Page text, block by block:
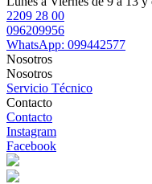
2209 28 00
096209956
WhatsApp: 099442577
Nosotros
Nosotros
Servicio Técnico
Contacto
Contacto
Instagram
Facebook